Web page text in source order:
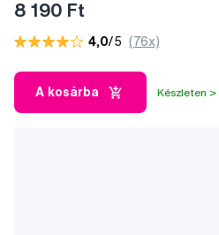
8 190 Ft
4,0/5 (76x)
A kosárba Készleten >